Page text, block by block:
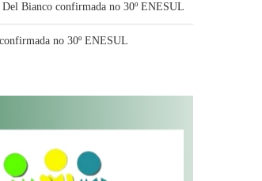
Bianco confirmada no 30º ENESUL
no 30º ENESUL